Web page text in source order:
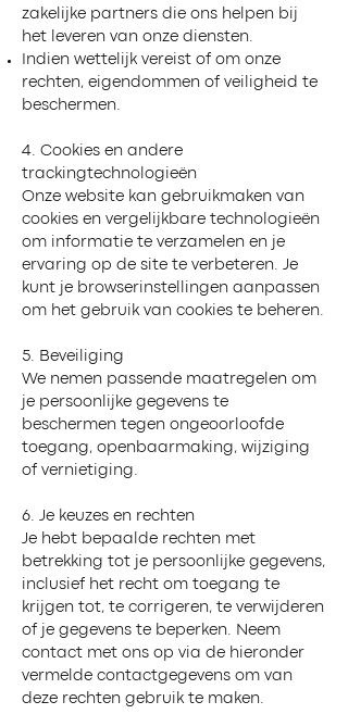
zakelijke partners die ons helpen bij
het leveren van onze diensten.
Indien wettelijk vereist of om onze
rechten, eigendommen of veiligheid te
beschermen.
4. Cookies en andere
trackingtechnologieën
Onze website kan gebruikmaken van
cookies en vergelijkbare technologieën
om informatie te verzamelen en je
ervaring op de site te verbeteren. Je
kunt je browserinstellingen aanpassen
om het gebruik van cookies te beheren.
5. Beveiliging
We nemen passende maatregelen om
je persoonlijke gegevens te
beschermen tegen ongeoorloofde
toegang, openbaarmaking, wijziging
of vernietiging.
6. Je keuzes en rechten
Je hebt bepaalde rechten met
betrekking tot je persoonlijke gegevens,
inclusief het recht om toegang te
krijgen tot, te corrigeren, te verwijderen
of je gegevens te beperken. Neem
contact met ons op via de hieronder
vermelde contactgegevens om van
deze rechten gebruik te maken.